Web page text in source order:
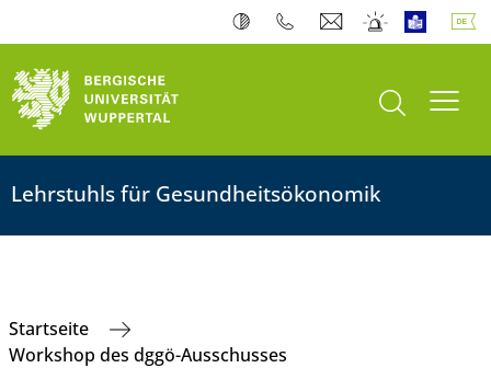
Suche öffnen
Lehrstuhls für Gesundheitsökonomik
Startseite
Workshop des dggö-Ausschusses